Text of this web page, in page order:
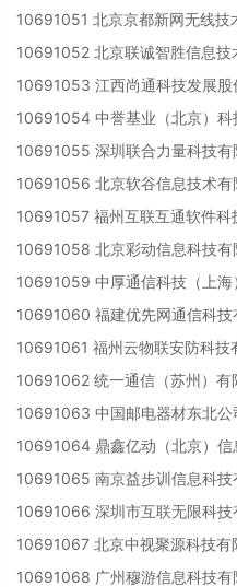
10691051 北京京都新网无线技
10691052 北京联诚智胜信息技
10691053 江西尚通科技发展股
10691054 中誉基业（北京）科
10691055 深圳联合力量科技有
10691056 北京软谷信息技术有
10691057 福州互联互通软件科
10691058 北京彩动信息科技有
10691059 中厚通信科技（上海
10691060 福建优先网通信科技
10691061 福州云物联安防科技
10691062 统一通信（苏州）有
10691063 中国邮电器材东北公
10691064 鼎鑫亿动（北京）信
10691065 南京益步训信息科技
10691066 深圳市互联无限科技
10691067 北京中视聚源科技有
10691068 广州穆游信息科技有